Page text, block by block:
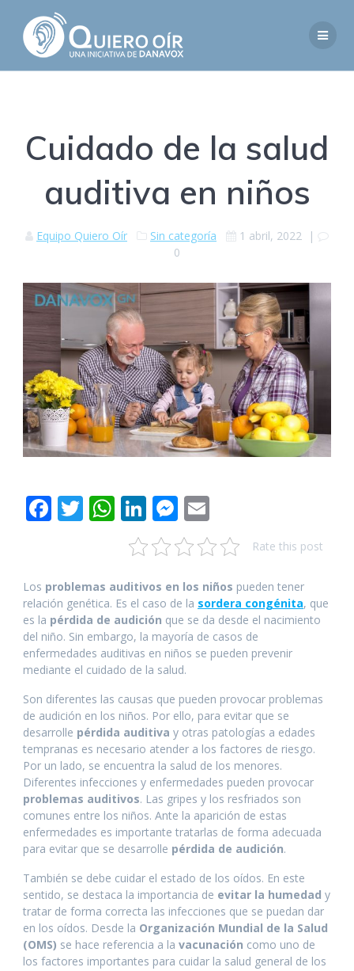
contenido
Cuidado de la salud
auditiva en niños
Equipo Quiero Oír Sin categoría 1 abril, 2022 |
0
F
b
o
o
k
T
er
W
at
s
A
p
p
Li
n
k
e
dI
n
M
e
ss
e
n
g
er
m
ai
l
Rate this post
Los problemas auditivos en los niños pueden tener
relación genética. Es el caso de la sordera congénita, que
es la pérdida de audición que se da desde el nacimiento
del niño. Sin embargo, la mayoría de casos de
enfermedades auditivas en niños se pueden prevenir
mediante el cuidado de la salud.
Son diferentes las causas que pueden provocar problemas
de audición en los niños. Por ello, para evitar que se
desarrolle pérdida auditiva y otras patologías a edades
tempranas es necesario atender a los factores de riesgo.
Por un lado, se encuentra la salud de los menores.
Diferentes infecciones y enfermedades pueden provocar
problemas auditivos. Las gripes y los resfriados son
comunes entre los niños. Ante la aparición de estas
enfermedades es importante tratarlas de forma adecuada
para evitar que se desarrolle pérdida de audición.
También se debe cuidar el estado de los oídos. En este
sentido, se destaca la importancia de evitar la humedad y
tratar de forma correcta las infecciones que se puedan dar
en los oídos. Desde la Organización Mundial de la Salud
(OMS) se hace referencia a la vacunación como uno de
los factores importantes para cuidar la salud general de los